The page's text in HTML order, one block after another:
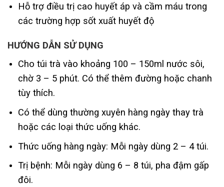
Hỗ trợ điều trị cao huyết áp và cầm máu trong
các trường hợp sốt xuất huyết độ
HƯỚNG DẪN SỬ DỤNG
Cho túi trà vào khoảng 100 – 150ml nước sôi,
chờ 3 – 5 phút. Có thể thêm đường hoặc chanh
tùy thích.
Có thể dùng thường xuyên hàng ngày thay trà
hoặc các loại thức uống khác.
Thức uống hàng ngày: Mỗi ngày dùng 2 – 4 túi.
Trị bệnh: Mỗi ngày dùng 6 – 8 túi, pha đậm gấp
đôi.